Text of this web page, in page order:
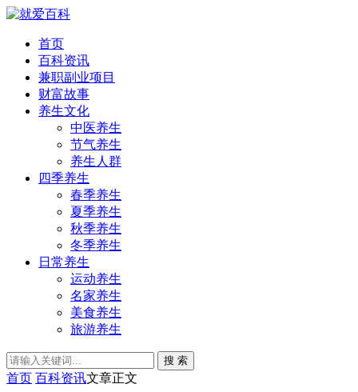
首页
百科资讯
兼职副业项目
财富故事
养生文化
中医养生
节气养生
养生人群
四季养生
春季养生
夏季养生
秋季养生
冬季养生
日常养生
运动养生
名家养生
美食养生
旅游养生
搜 索
首页 百科资讯文章正文